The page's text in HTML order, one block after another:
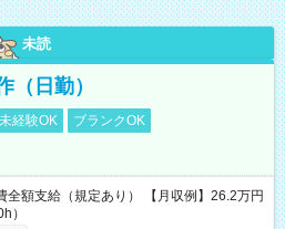
未読
（日勤）
経験OK
ブランクOK
額支給（規定あり） 【月収例】26.2万円
）